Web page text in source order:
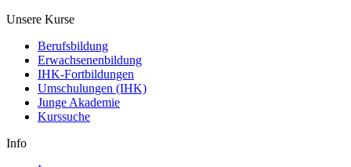
Unsere Kurse
Berufsbildung
Erwachsenenbildung
IHK-Fortbildungen
Umschulungen (IHK)
Junge Akademie
Kurssuche
Info